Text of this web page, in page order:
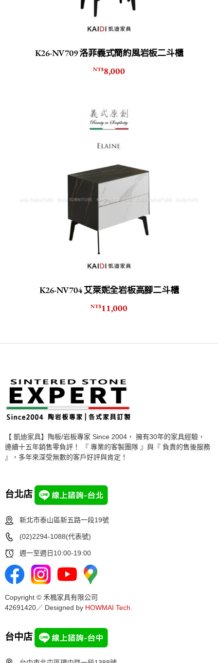
K26-NV709 洛菲義式簡約風岩板二斗櫃
NT$8,000
K26-NV704 艾萊妮全岩板高腳二斗櫃
NT$11,000
【 凱迪家具】陶板/岩板專家 Since 2004， 擁有30年的家具經驗，
連續十五年銷售零負評！ 『 專業的客製團隊 』與『 負責的售後服務
』，多年來深受無數的客戶好評與肯定！
台北店
新北市泰山區新五路一段19號
(02)2294-1088(代表號)
週一至週日10:00-19:00
Copyright © 禾楓家具有限公司
42691420／ Designed by HOWMAI Tech
台中店